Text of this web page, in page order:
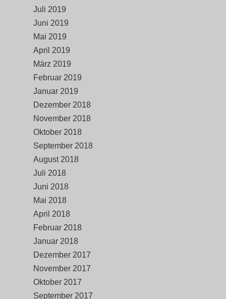
Juli 2019
Juni 2019
Mai 2019
April 2019
März 2019
Februar 2019
Januar 2019
Dezember 2018
November 2018
Oktober 2018
September 2018
August 2018
Juli 2018
Juni 2018
Mai 2018
April 2018
Februar 2018
Januar 2018
Dezember 2017
November 2017
Oktober 2017
September 2017